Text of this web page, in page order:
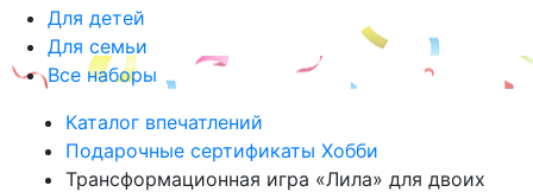
Для детей
Для семьи
Все наборы
Каталог впечатлений
Подарочные сертификаты Хобби
Трансформационная игра «Лила» для двоих